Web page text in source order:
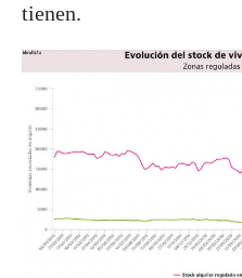
tienen.